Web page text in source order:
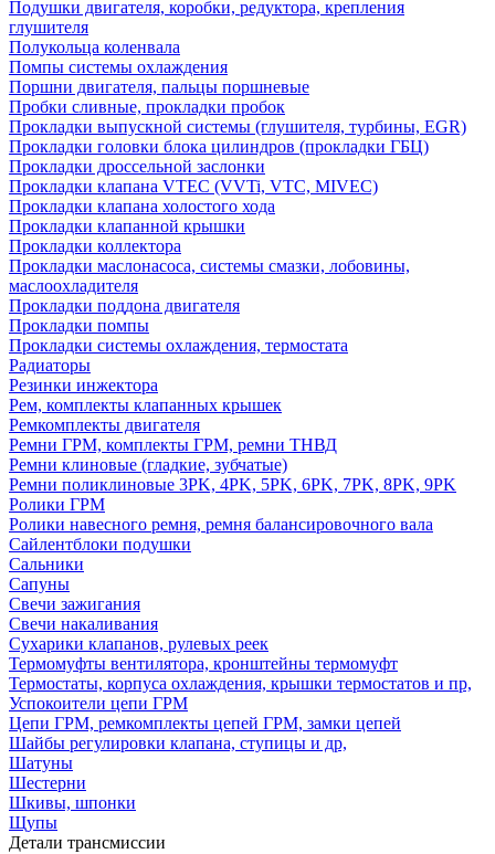
Подушки двигателя, коробки, редуктора, крепления
глушителя
Полукольца коленвала
Помпы системы охлаждения
Поршни двигателя, пальцы поршневые
Пробки сливные, прокладки пробок
Прокладки выпускной системы (глушителя, турбины, EGR)
Прокладки головки блока цилиндров (прокладки ГБЦ)
Прокладки дроссельной заслонки
Прокладки клапана VTEC (VVTi, VTC, MIVEC)
Прокладки клапана холостого хода
Прокладки клапанной крышки
Прокладки коллектора
Прокладки маслонасоса, системы смазки, лобовины,
маслоохладителя
Прокладки поддона двигателя
Прокладки помпы
Прокладки системы охлаждения, термостата
Радиаторы
Резинки инжектора
Рем, комплекты клапанных крышек
Ремкомплекты двигателя
Ремни ГРМ, комплекты ГРМ, ремни ТНВД
Ремни клиновые (гладкие, зубчатые)
Ремни поликлиновые 3PK, 4PK, 5PK, 6PK, 7PK, 8PK, 9PK
Ролики ГРМ
Ролики навесного ремня, ремня балансировочного вала
Сайлентблоки подушки
Сальники
Сапуны
Свечи зажигания
Свечи накаливания
Сухарики клапанов, рулевых реек
Термомуфты вентилятора, кронштейны термомуфт
Термостаты, корпуса охлаждения, крышки термостатов и пр,
Успокоители цепи ГРМ
Цепи ГРМ, ремкомплекты цепей ГРМ, замки цепей
Шайбы регулировки клапана, ступицы и др,
Шатуны
Шестерни
Шкивы, шпонки
Щупы
Детали трансмиссии